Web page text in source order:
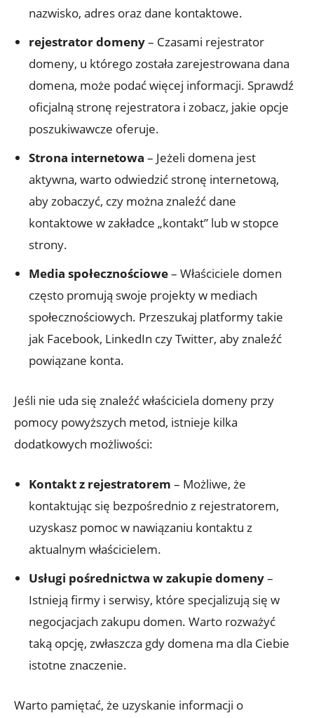
nazwisko, adres oraz dane kontaktowe.
rejestrator domeny– Czasami rejestrator
domeny, u którego została zarejestrowana dana
domena, może podać więcej informacji. Sprawdź
oficjalną stronę rejestratora i zobacz, jakie opcje
poszukiwawcze oferuje.
Strona internetowa – Jeżeli domena jest
aktywna, warto odwiedzić stronę internetową,
aby zobaczyć, czy można znaleźć dane
kontaktowe w zakładce „kontakt” lub w stopce
strony.
Media społecznościowe– Właściciele domen
często promują swoje projekty w mediach
społecznościowych. Przeszukaj platformy takie
jak Facebook, LinkedIn czy Twitter, aby znaleźć
powiązane konta.
Jeśli nie uda się znaleźć właściciela domeny przy
pomocy powyższych metod, istnieje kilka
dodatkowych możliwości:
Kontakt z rejestratorem – Możliwe, że
kontaktując się bezpośrednio z rejestratorem,
uzyskasz pomoc w nawiązaniu kontaktu z
aktualnym właścicielem.
Usługi pośrednictwa w zakupie domeny–
Istnieją firmy i serwisy, które specjalizują się w
negocjacjach zakupu domen. Warto rozważyć
taką opcję, zwłaszcza gdy domena ma dla Ciebie
istotne znaczenie.
Warto pamiętać, że uzyskanie informacji o